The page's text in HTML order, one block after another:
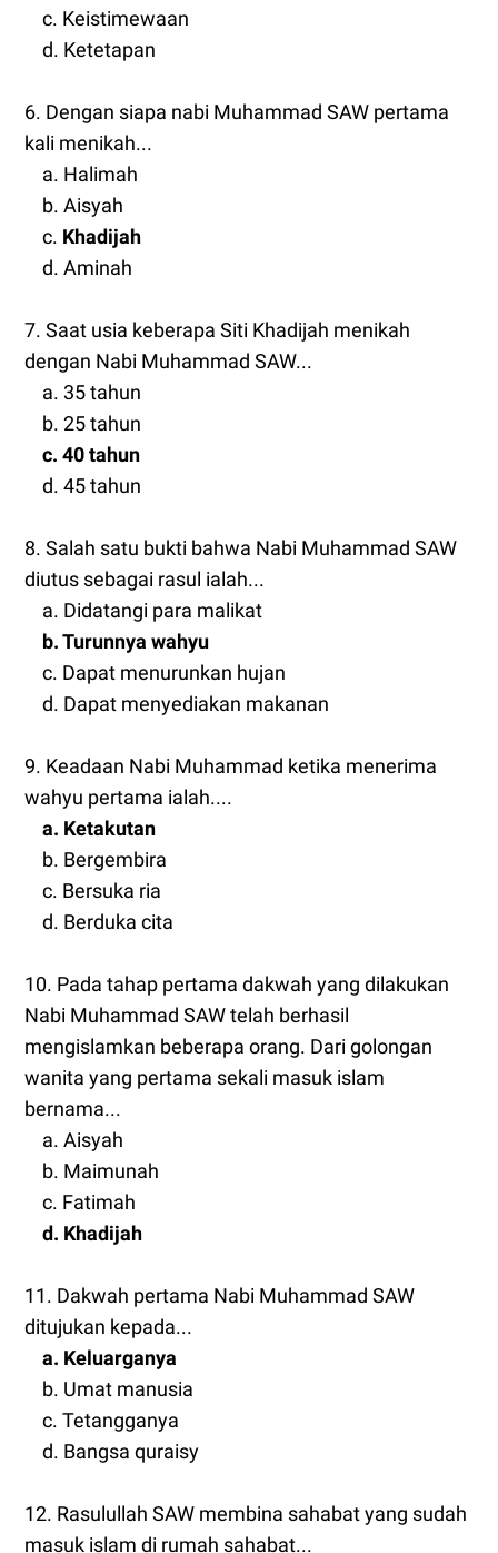
c. Keistimewaan
d. Ketetapan
6. Dengan siapa nabi Muhammad SAW pertama
kali menikah...
a. Halimah
b. Aisyah
c. Khadijah
d. Aminah
7. Saat usia keberapa Siti Khadijah menikah
dengan Nabi Muhammad SAW...
a. 35 tahun
b. 25 tahun
c. 40 tahun
d. 45 tahun
8. Salah satu bukti bahwa Nabi Muhammad SAW
diutus sebagai rasul ialah...
a. Didatangi para malikat
b. Turunnya wahyu
c. Dapat menurunkan hujan
d. Dapat menyediakan makanan
9. Keadaan Nabi Muhammad ketika menerima
wahyu pertama ialah....
a. Ketakutan
b. Bergembira
c. Bersuka ria
d. Berduka cita
10. Pada tahap pertama dakwah yang dilakukan
Nabi Muhammad SAW telah berhasil
mengislamkan beberapa orang. Dari golongan
wanita yang pertama sekali masuk islam
bernama...
a. Aisyah
b. Maimunah
c. Fatimah
d. Khadijah
11. Dakwah pertama Nabi Muhammad SAW
ditujukan kepada...
a. Keluarganya
b. Umat manusia
c. Tetangganya
d. Bangsa quraisy
12. Rasulullah SAW membina sahabat yang sudah
masuk islam di rumah sahabat...